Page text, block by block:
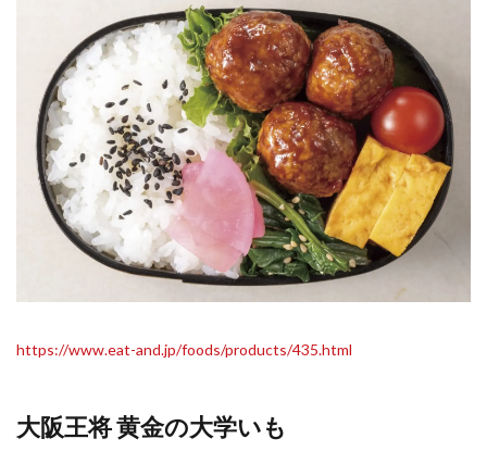
https://www.eat-and.jp/foods/products/435.html
大阪王将 黄金の大学いも